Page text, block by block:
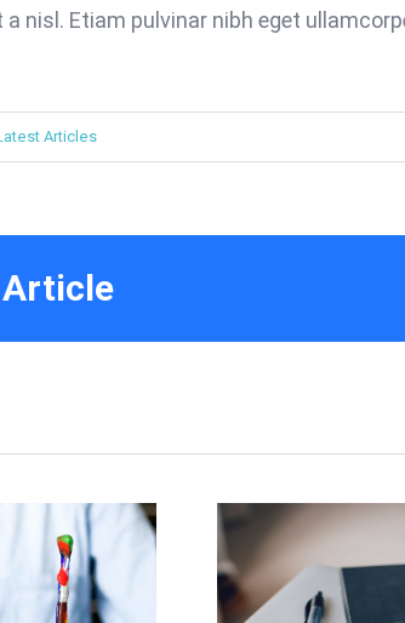
a nisl. Etiam pulvinar nibh eget
Articles